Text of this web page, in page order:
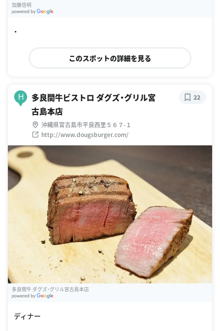
加藤信明
・
このスポットの詳細を見る
H
多良間牛ビストロ ダグズ・グリル宮
古島本店
沖縄県宮古島市平良西里５６７-１
http://www.dougsburger.com/
22
多良間牛 ダグズ・グリル宮古島本店
ディナー